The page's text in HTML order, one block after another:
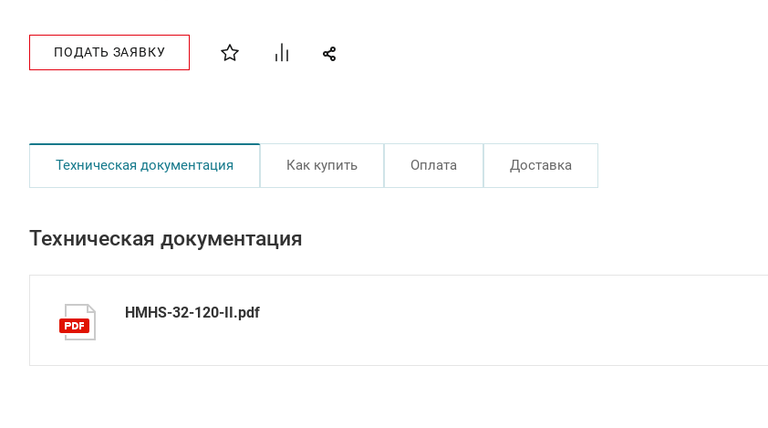
ПОДАТЬ ЗАЯВКУ
Техническая документация Как купить Оплата Доставка
Техническая документация
HMHS-32-120-II.pdf